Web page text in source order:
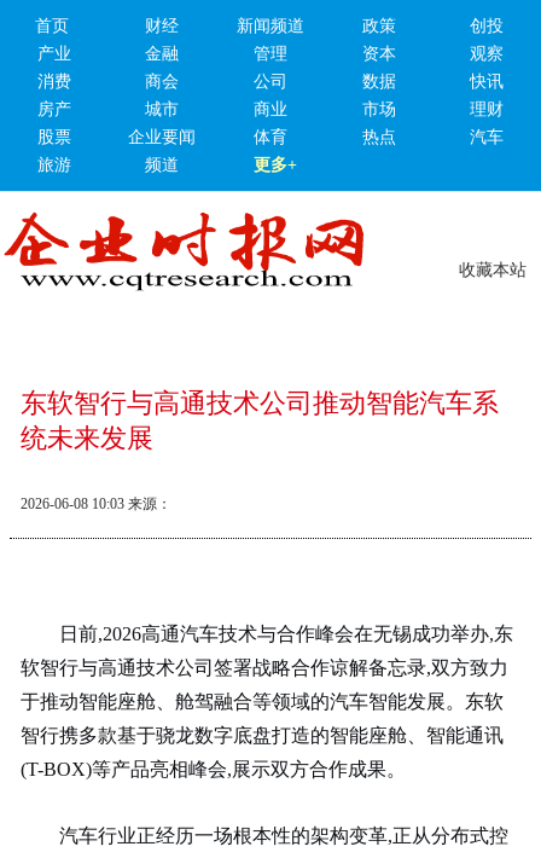
首页 财经 新闻频道 政策
创投
产业
金融 管理 资本
观察
消费
商会 公司 数据
快讯
房产
城市 商业 市场
理财
股票
企业要闻 体育 热点
汽车
旅游
频道 更多+
收藏本站
东软智行与高通技术公司推动智能汽车系
统未来发展
2026-06-08 10:03 来源：
日前,2026高通汽车技术与合作峰会在无锡成功举办,东
软智行与高通技术公司签署战略合作谅解备忘录,双方致力
于推动智能座舱、舱驾融合等领域的汽车智能发展。东软
智行携多款基于骁龙数字底盘打造的智能座舱、智能通讯
(T-BOX)等产品亮相峰会,展示双方合作成果。
汽车行业正经历一场根本性的架构变革,正从分布式控